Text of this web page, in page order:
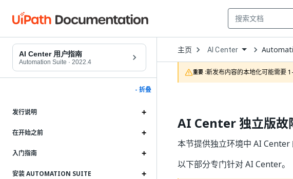
AI Center 用户指南
Automation Suite · 2022.4
- 折叠
发行说明
在开始之前
入门指南
安装 AUTOMATION SUITE
主页 Open
Dropdown
to
choose
product
AI Center
重要 :新发布内容的本地化可能需要
AI Center 独立版故
本节提供独立环境中 AI Center
以下部分专门针对 AI Center。